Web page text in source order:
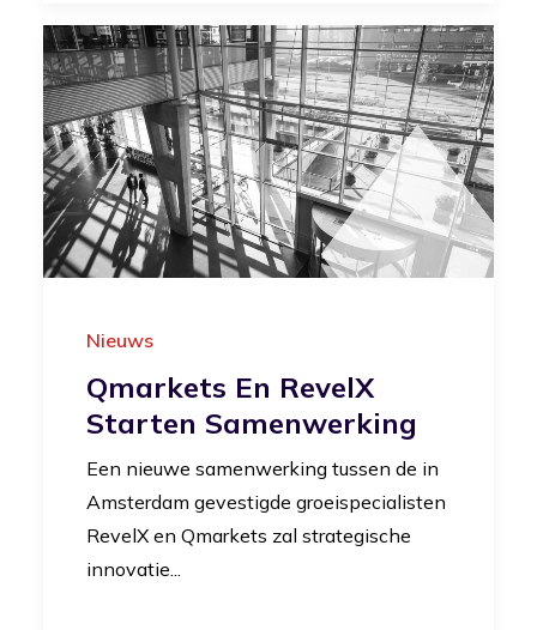
Nieuws
Qmarkets En RevelX
Starten Samenwerking
Een nieuwe samenwerking tussen de in
Amsterdam gevestigde groeispecialisten
RevelX en Qmarkets zal strategische
innovatie...